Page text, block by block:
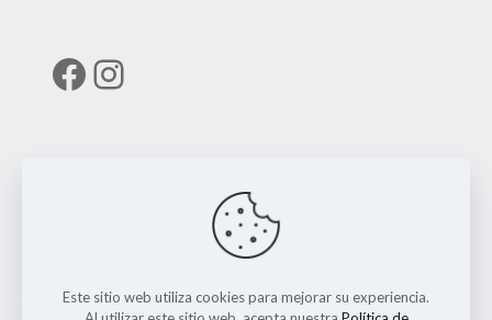
Facebook
Instagram
Este sitio web utiliza cookies para mejorar su experiencia.